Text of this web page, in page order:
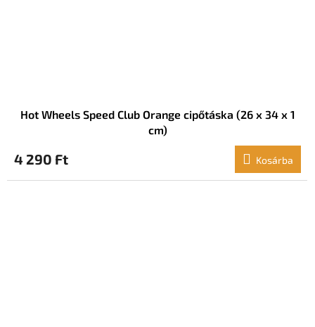
Hot Wheels Speed ​​Club Orange cipőtáska (26 x 34 x 1
cm)
4 290 Ft Kosárba